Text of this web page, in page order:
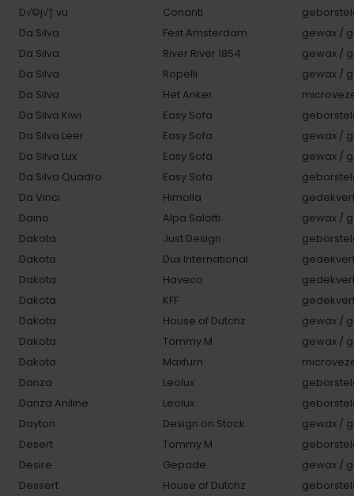
D√©j√† vu
Conanti
Da Silva
Fest Amsterdam
gewax /
Da Silva
River River 1854
gewax /
Da Silva
Ropelli
gewax /
Da Silva
Het Anker
Da Silva Kiwi
Easy Sofa
Da Silva Leer
Easy Sofa
gewax /
Da Silva Lux
Easy Sofa
gewax /
Da Silva Quadro
Easy Sofa
Da Vinci
Himolla
Daino
Alpa Salotti
gewax /
Dakota
Just Design
Dakota
Dux International
Dakota
Haveco
Dakota
KFF
Dakota
House of Dutchz
gewax /
Dakota
Tommy M
gewax /
Dakota
Maxfurn
Danza
Leolux
Danza Aniline
Leolux
Dayton
Design on Stock
gewax /
Desert
Tommy M
Desire
Gepade
gewax /
Dessert
House of Dutchz